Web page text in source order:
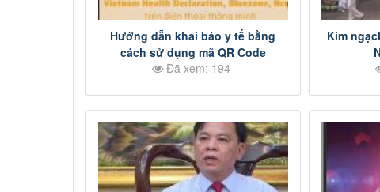
Hướng dẫn khai báo y tế bằng
cách sử dụng mã QR Code
Đã xem: 194
Kim